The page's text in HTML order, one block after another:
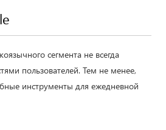
сегмента не всегда
пользователей. Тем не менее,
инструменты для ежедневной